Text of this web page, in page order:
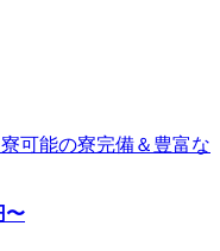
可能の寮完備＆豊富な
〜